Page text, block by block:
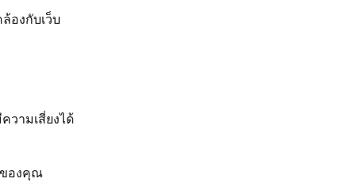
องกับเว็บ
วามเสี่ยงได้
ของคุณ